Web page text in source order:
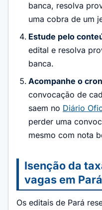
banca, resolva
uma cobra de um
Estude pelo
edital e resolva
banca.
Acompanhe o
convocação de
saem no Diário
perder uma
mesmo com nota
Isenção da
vagas em Pará
Os editais de Pará